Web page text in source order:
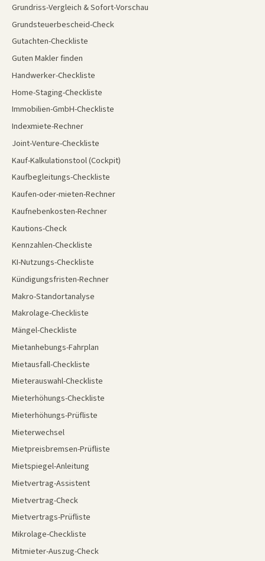
Grundriss-Vergleich & Sofort-Vorschau
Grundsteuerbescheid-Check
Gutachten-Checkliste
Guten Makler finden
Handwerker-Checkliste
Home-Staging-Checkliste
Immobilien-GmbH-Checkliste
Indexmiete-Rechner
Joint-Venture-Checkliste
Kauf-Kalkulationstool (Cockpit)
Kaufbegleitungs-Checkliste
Kaufen-oder-mieten-Rechner
Kaufnebenkosten-Rechner
Kautions-Check
Kennzahlen-Checkliste
KI-Nutzungs-Checkliste
Kündigungsfristen-Rechner
Makro-Standortanalyse
Makrolage-Checkliste
Mängel-Checkliste
Mietanhebungs-Fahrplan
Mietausfall-Checkliste
Mieterauswahl-Checkliste
Mieterhöhungs-Checkliste
Mieterhöhungs-Prüfliste
Mieterwechsel
Mietpreisbremsen-Prüfliste
Mietspiegel-Anleitung
Mietvertrag-Assistent
Mietvertrag-Check
Mietvertrags-Prüfliste
Mikrolage-Checkliste
Mitmieter-Auszug-Check